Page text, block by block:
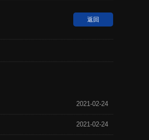
返回
2021-02-24
2021-02-24